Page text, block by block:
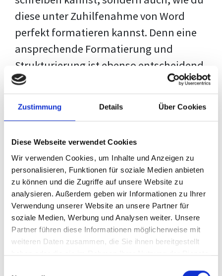
Zustimmung Details Über Cookies
Diese Webseite verwendet Cookies
Wir verwenden Cookies, um Inhalte und Anzeigen zu
personalisieren, Funktionen für soziale Medien anbieten
zu können und die Zugriffe auf unsere Website zu
analysieren. Außerdem geben wir Informationen zu Ihrer
Verwendung unserer Website an unsere Partner für
soziale Medien, Werbung und Analysen weiter. Unsere
Partner führen diese Informationen möglicherweise mit
weiteren Daten zusammen, die Sie ihnen bereitgestellt
haben oder die sie im Rahmen Ihrer Nutzung der Dienste
diese unter Zuhilfenahme von Word
perfekt formatieren kannst. Denn eine
ansprechende Formatierung und
Strukturierung ist ebenso entscheidend
wie der Inhalt selbst. Jeder Prüfer hat
eigene Erwartungen, und unsere
Schulung ist so konzipiert, dass sie dir
deiner individuellen Vorlage zeigt,
anstatt eine Einheitslösung zu bieten.
Der Prozess des wissenschaftlichen
Schreibens kann ohne das richtige
Wissen eine große Herausforderung
darstellen. Jedoch, ausgestattet mit
denTechniken und Strategiendieses
Kurses, wird die Formatierung deiner